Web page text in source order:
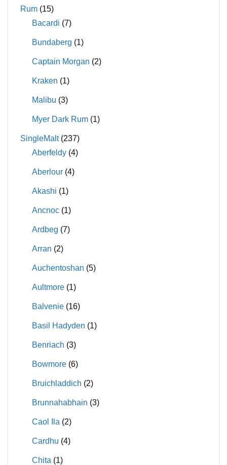
Rum (15)
Bacardi (7)
Bundaberg (1)
Captain Morgan (2)
Kraken (1)
Malibu (3)
Myer Dark Rum (1)
SingleMalt (237)
Aberfeldy (4)
Aberlour (4)
Akashi (1)
Ancnoc (1)
Ardbeg (7)
Arran (2)
Auchentoshan (5)
Aultmore (1)
Balvenie (16)
Basil Hadyden (1)
Benriach (3)
Bowmore (6)
Bruichladdich (2)
Brunnahabhain (3)
Caol Ila (2)
Cardhu (4)
Chita (1)